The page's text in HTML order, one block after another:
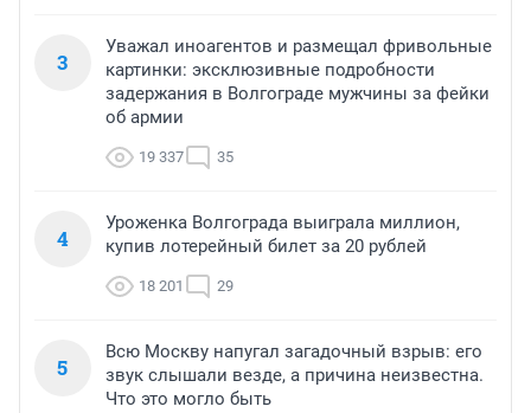
3
Уважал иноагентов и размещал фривольные
картинки: эксклюзивные подробности
задержания в Волгограде мужчины за фейки
об армии
19 337 35
4
Уроженка Волгограда выиграла миллион,
купив лотерейный билет за 20 рублей
18 201 29
5
Всю Москву напугал загадочный взрыв: его
звук слышали везде, а причина неизвестна.
Что это могло быть